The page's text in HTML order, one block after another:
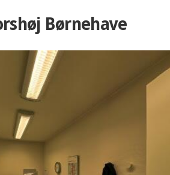
Børnehave